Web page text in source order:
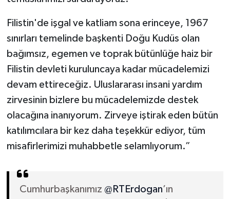
Filistin'de işgal ve katliam sona erinceye, 1967
sınırları temelinde başkenti Doğu Kudüs olan
bağımsız, egemen ve toprak bütünlüğe haiz bir
Filistin devleti kuruluncaya kadar mücadelemizi
devam ettireceğiz. Uluslararası insani yardım
zirvesinin bizlere bu mücadelemizde destek
olacağına inanıyorum. Zirveye iştirak eden bütün
katılımcılara bir kez daha teşekkür ediyor, tüm
misafirlerimizi muhabbetle selamlıyorum.”
Cumhurbaşkanımız @RTErdogan’ın